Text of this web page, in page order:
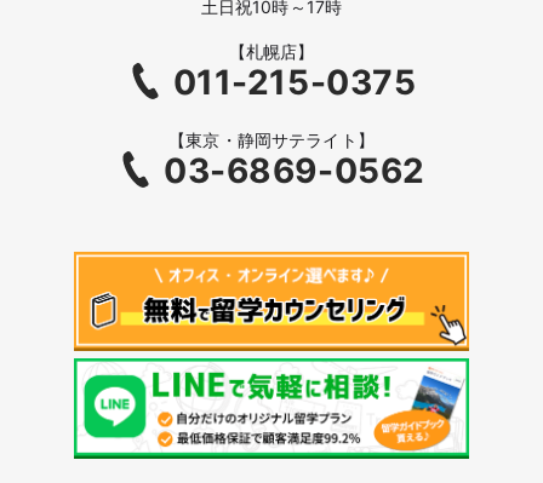
土日祝10時～17時
【札幌店】
011-215-0375
【東京・静岡サテライト】
03-6869-0562